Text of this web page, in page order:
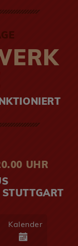
UHR
Kalender